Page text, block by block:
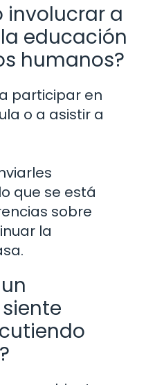
involucrar a
educación
humanos?
participar en
o a asistir a
que se está
sobre
la